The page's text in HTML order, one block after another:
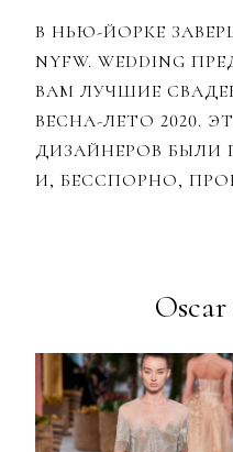
В НЬЮ-ЙОРКЕ
NYFW. WEDDING
ВАМ ЛУЧШИЕ
ВЕСНА-ЛЕТО 2020.
ДИЗАЙНЕРОВ БЫЛИ
И, БЕССПОРНО,